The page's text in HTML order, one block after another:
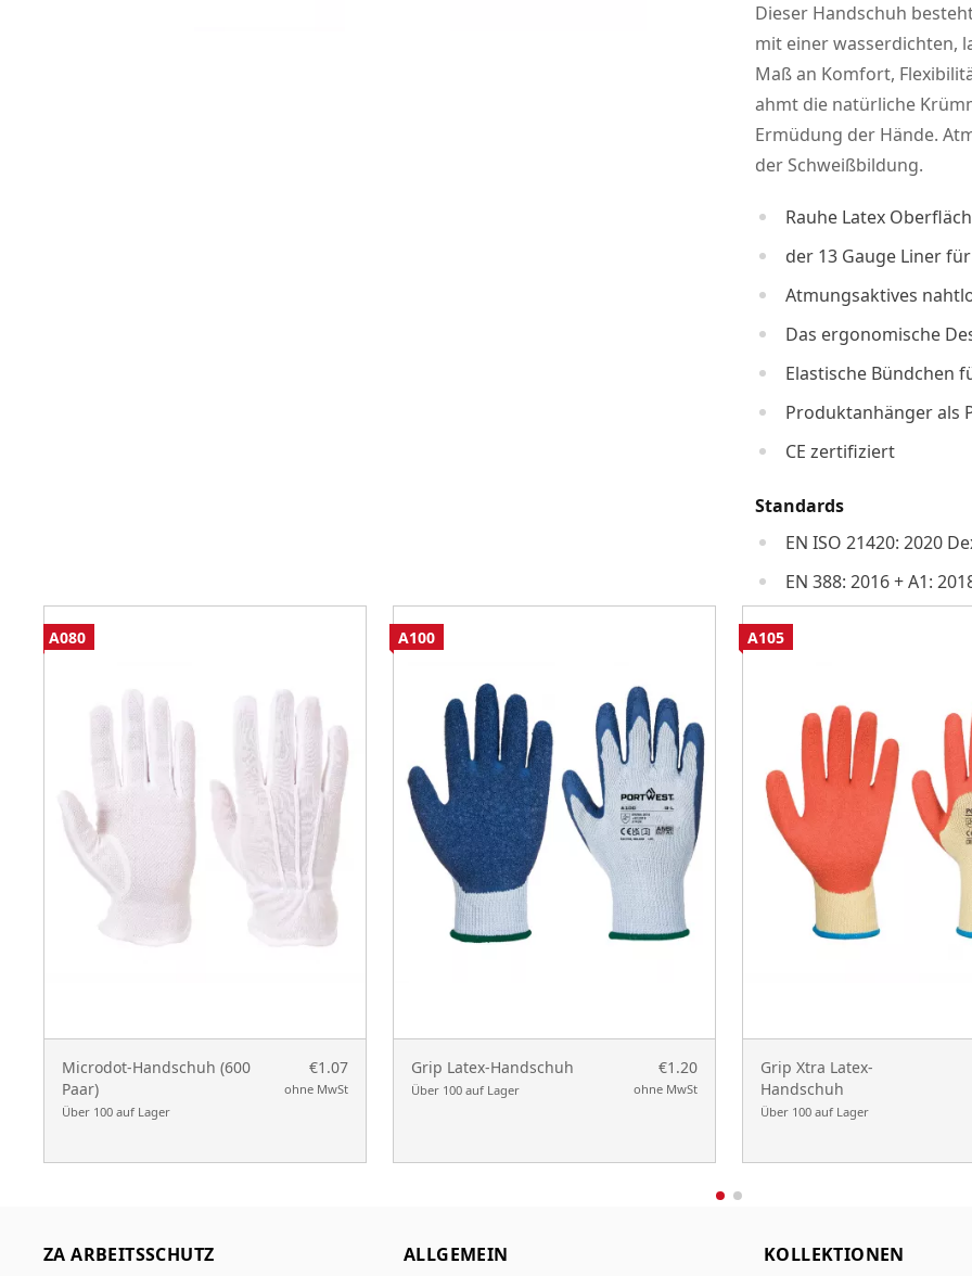
Dieser Handschuh
mit einer wasserdichten,
Maß an Komfort,
ahmt die natürliche
Ermüdung der Hände.
der Schweißbildung.
Rauhe Latex
der 13 Gauge Liner
Atmungsaktives
Das ergonomische
Elastische Bündchen
Produktanhänger als
CE zertifiziert
Standards
EN ISO 21420: 2020
EN 388: 2016 + A1:
Microdot-Handschuh (600
Paar)
Über 100 auf Lager
€1.07
ohne MwSt
A080
Grip Latex-Handschuh
Über 100 auf Lager
€1.20
ohne MwSt
A100
Grip Xtra Latex-
Handschuh
Über 100 auf Lager
A105
ZA ARBEITSSCHUTZ ALLGEMEIN KOLLEKTIONEN